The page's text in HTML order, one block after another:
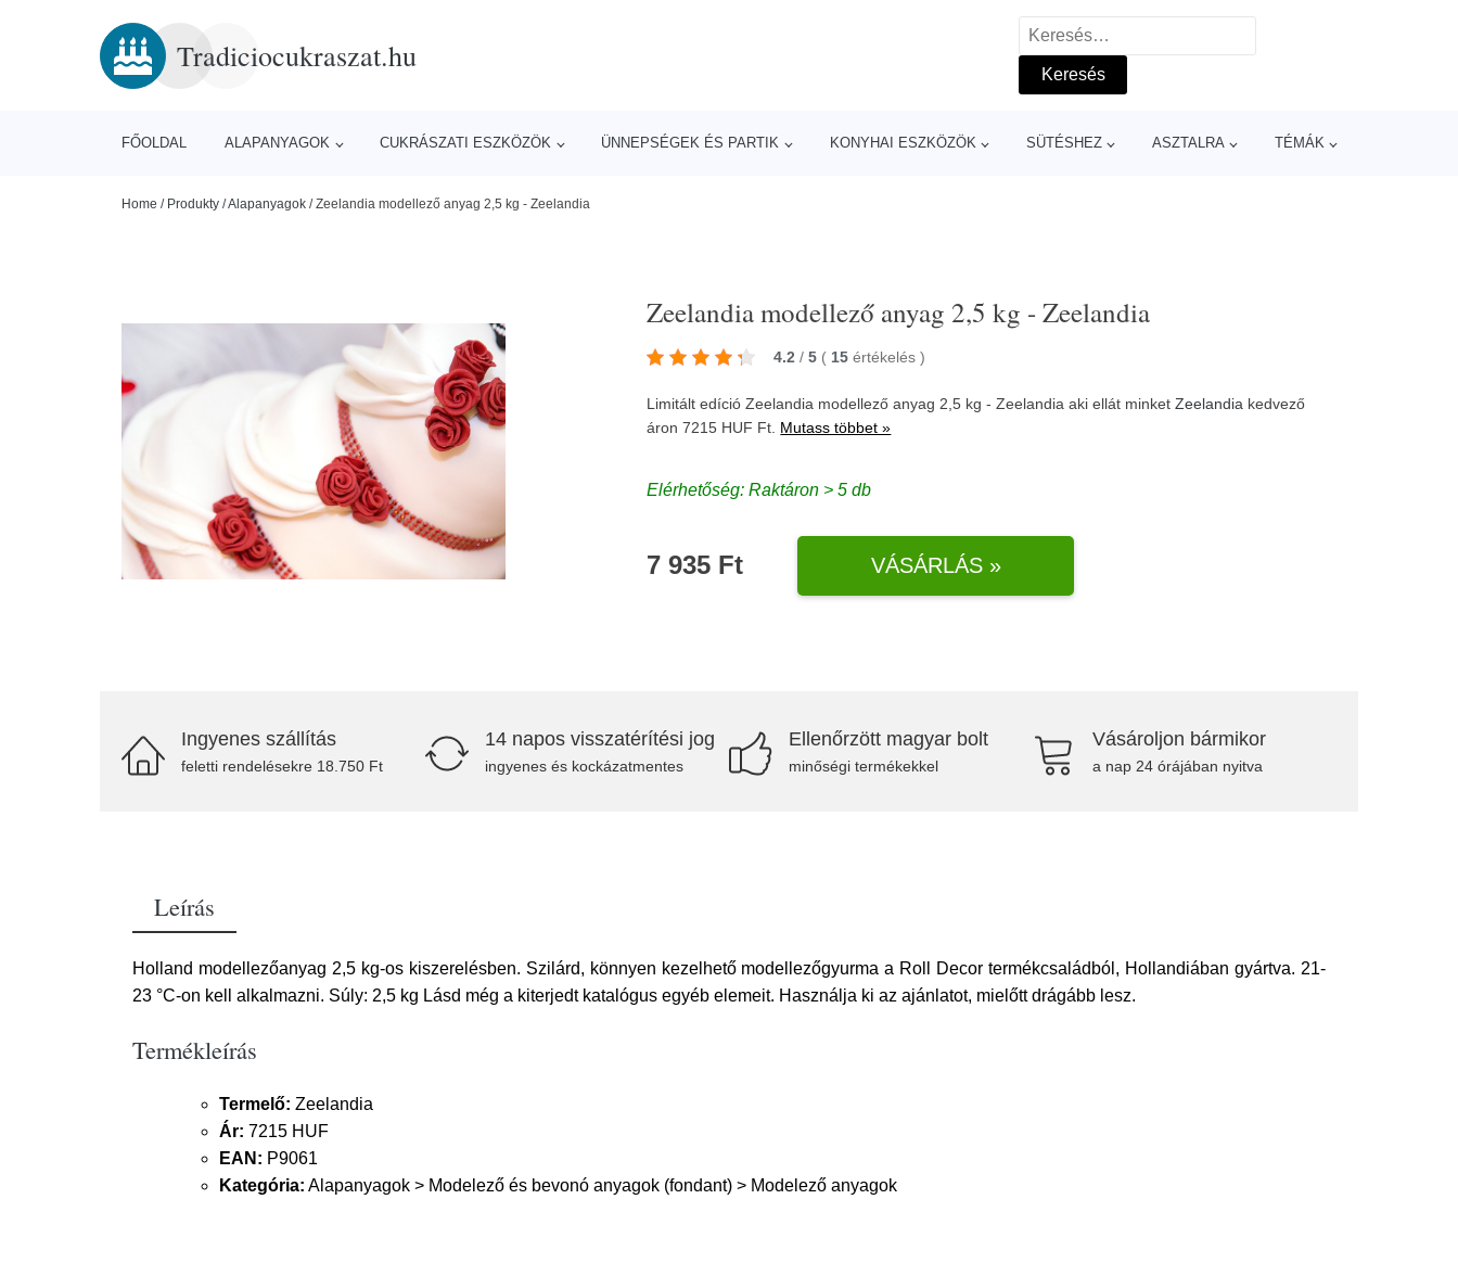
Tradiciocukraszat.hu
Keresés:
FŐOLDAL ALAPANYAGOK CUKRÁSZATI ESZKÖZÖK ÜNNEPSÉGEK ÉS PARTIK KONYHAI ESZKÖZÖK SÜTÉSHEZ ASZTALRA TÉMÁK
Home / Produkty /Alapanyagok /Zeelandia modellező anyag 2,5 kg - Zeelandia
Zeelandia modellező anyag 2,5 kg - Zeelandia
4.2 / 5 ( 15 értékelés)
Limitált edíció Zeelandia modellező anyag 2,5 kg - Zeelandia aki ellát minketZeelandia kedvező
áron 7215 HUF Ft. Mutass többet »
Elérhetőség: Raktáron > 5 db
7 935 Ft VÁSÁRLÁS »
Ingyenes szállítás
feletti rendelésekre 18.750 Ft
14 napos visszatérítési jog
ingyenes és kockázatmentes
Ellenőrzött magyar bolt
minőségi termékekkel
Vásároljon bármikor
a nap 24 órájában nyitva
Leírás
Holland modellezőanyag 2,5 kg-os kiszerelésben. Szilárd, könnyen kezelhető modellezőgyurma a Roll Decor termékcsaládból, Hollandiában gyártva. 21-
23 °C-on kell alkalmazni. Súly: 2,5 kg Lásd még a kiterjedt katalógus egyéb elemeit. Használja ki az ajánlatot, mielőtt drágább lesz.
Termékleírás
Termelő: Zeelandia
Ár: 7215 HUF
EAN: P9061
Kategória: Alapanyagok > Modelező és bevonó anyagok (fondant) > Modelező anyagok